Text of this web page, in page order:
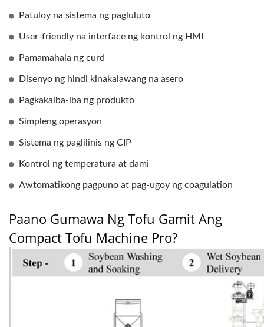
Patuloy na sistema ng pagluluto
User-friendly na interface ng kontrol ng HMI
Pamamahala ng curd
Disenyo ng hindi kinakalawang na asero
Pagkakaiba-iba ng produkto
Simpleng operasyon
Sistema ng paglilinis ng CIP
Kontrol ng temperatura at dami
Awtomatikong pagpuno at pag-ugoy ng coagulation
Paano Gumawa Ng Tofu Gamit Ang
Compact Tofu Machine Pro?